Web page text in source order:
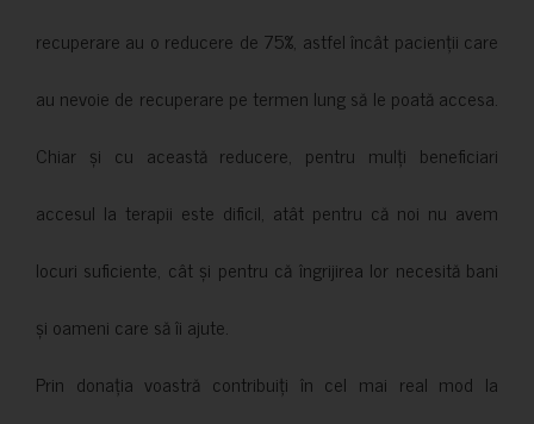
recuperare au o reducere de 75%, astfel încât pacienții care
au nevoie de recuperare pe termen lung să le poată accesa.
Chiar și cu această reducere, pentru mulți beneficiari
accesul la terapii este dificil, atât pentru că noi nu avem
locuri suficiente, cât și pentru că îngrijirea lor necesită bani
și oameni care să îi ajute.
Prin donația voastră contribuiți în cel mai real mod la